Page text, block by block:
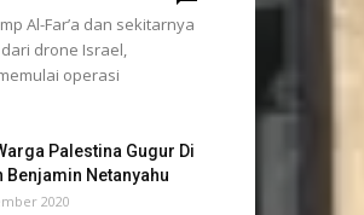
Al-Far’a dan sekitarnya
drone Israel,
operasi
Palestina Gugur Di
Benjamin Netanyahu
2020